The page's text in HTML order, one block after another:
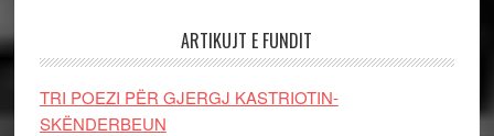
ARTIKUJT E FUNDIT
TRI POEZI PËR GJERGJ KASTRIOTIN-
SKËNDERBEUN